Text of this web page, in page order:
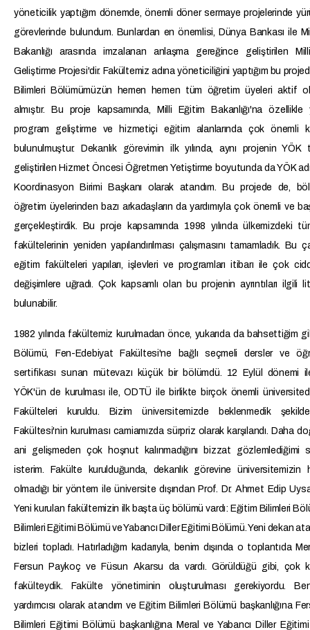
yöneticilik yaptığım dönemde, önemli döner sermaye projelerinde
görevlerinde bulundum. Bunlardan en önemlisi, Dünya Bankası ile
Bakanlığı arasında imzalanan anlaşma gereğince geliştirilen
Geliştirme Projesi'dir. Fakültemiz adına yöneticiliğini yaptığım bu
Bilimleri Bölümümüzün hemen hemen tüm öğretim üyeleri aktif
almıştır. Bu proje kapsamında, Milli Eğitim Bakanlığı'na özellikle
program geliştirme ve hizmetiçi eğitim alanlarında çok önemli
bulunulmuştur. Dekanlık görevimin ilk yılında, aynı projenin YÖK
geliştirilen Hizmet Öncesi Öğretmen Yetiştirme boyutunda da YÖK
Koordinasyon Birimi Başkanı olarak atandım. Bu projede de,
öğretim üyelerinden bazı arkadaşların da yardımıyla çok önemli ve
gerçekleştirdik. Bu proje kapsamında 1998 yılında ülkemizdeki
fakültelerinin yeniden yapılandırılması çalışmasını tamamladık. Bu
eğitim fakülteleri yapıları, işlevleri ve programları itibarı ile çok
değişimlere uğradı. Çok kapsamlı olan bu projenin ayrıntıları ilgili
bulunabilir.
1982 yılında fakültemiz kurulmadan önce, yukarıda da bahsettiğim
Bölümü, Fen-Edebiyat Fakültesi'ne bağlı seçmeli dersler ve
sertifikası sunan mütevazı küçük bir bölümdü. 12 Eylül dönemi
YÖK'ün de kurulması ile, ODTÜ ile birlikte birçok önemli
Fakülteleri kuruldu. Bizim üniversitemizde beklenmedik
Fakültesi'nin kurulması camiamızda sürpriz olarak karşılandı. Daha
ani gelişmeden çok hoşnut kalınmadığını bizzat gözlemlediğimi
isterim. Fakülte kurulduğunda, dekanlık görevine üniversitemizin
olmadığı bir yöntem ile üniversite dışından Prof. Dr. Ahmet Edip
Yeni kurulan fakültemizin ilk başta üç bölümü vardı: Eğitim Bilimleri
Bilimleri Eğitimi Bölümü ve Yabancı Diller Eğitimi Bölümü. Yeni dekan
bizleri topladı. Hatırladığım kadarıyla, benim dışında o toplantıda
Fersun Paykoç ve Füsun Akarsu da vardı. Görüldüğü gibi, çok
fakülteydik. Fakülte yönetiminin oluşturulması gerekiyordu.
yardımcısı olarak atandım ve Eğitim Bilimleri Bölümü başkanlığına
Bilimleri Eğitimi Bölümü başkanlığına Meral ve Yabancı Diller